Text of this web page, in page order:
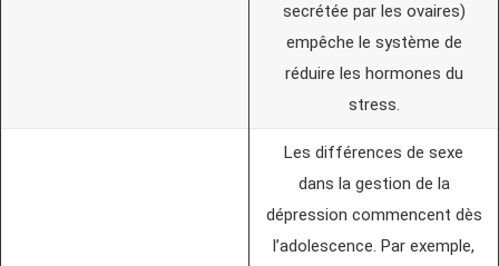
secrétée par les ovaires)
empêche le système de
réduire les hormones du
stress.
Les différences de sexe
dans la gestion de la
dépression commencent dès
l’adolescence. Par exemple,